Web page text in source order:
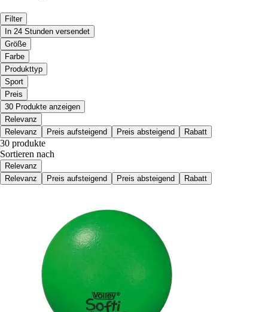
Filter
In 24 Stunden versendet
Größe
Farbe
Produkttyp
Sport
Preis
30 Produkte anzeigen
Relevanz
Relevanz
Preis aufsteigend Preis absteigend Rabatt
30 produkte
Sortieren nach
Relevanz
Relevanz
Preis aufsteigend Preis absteigend Rabatt